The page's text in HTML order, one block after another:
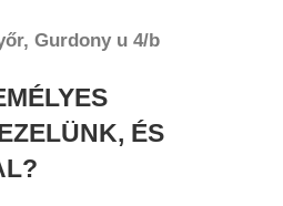
Gurdony u 4/b
ÉS